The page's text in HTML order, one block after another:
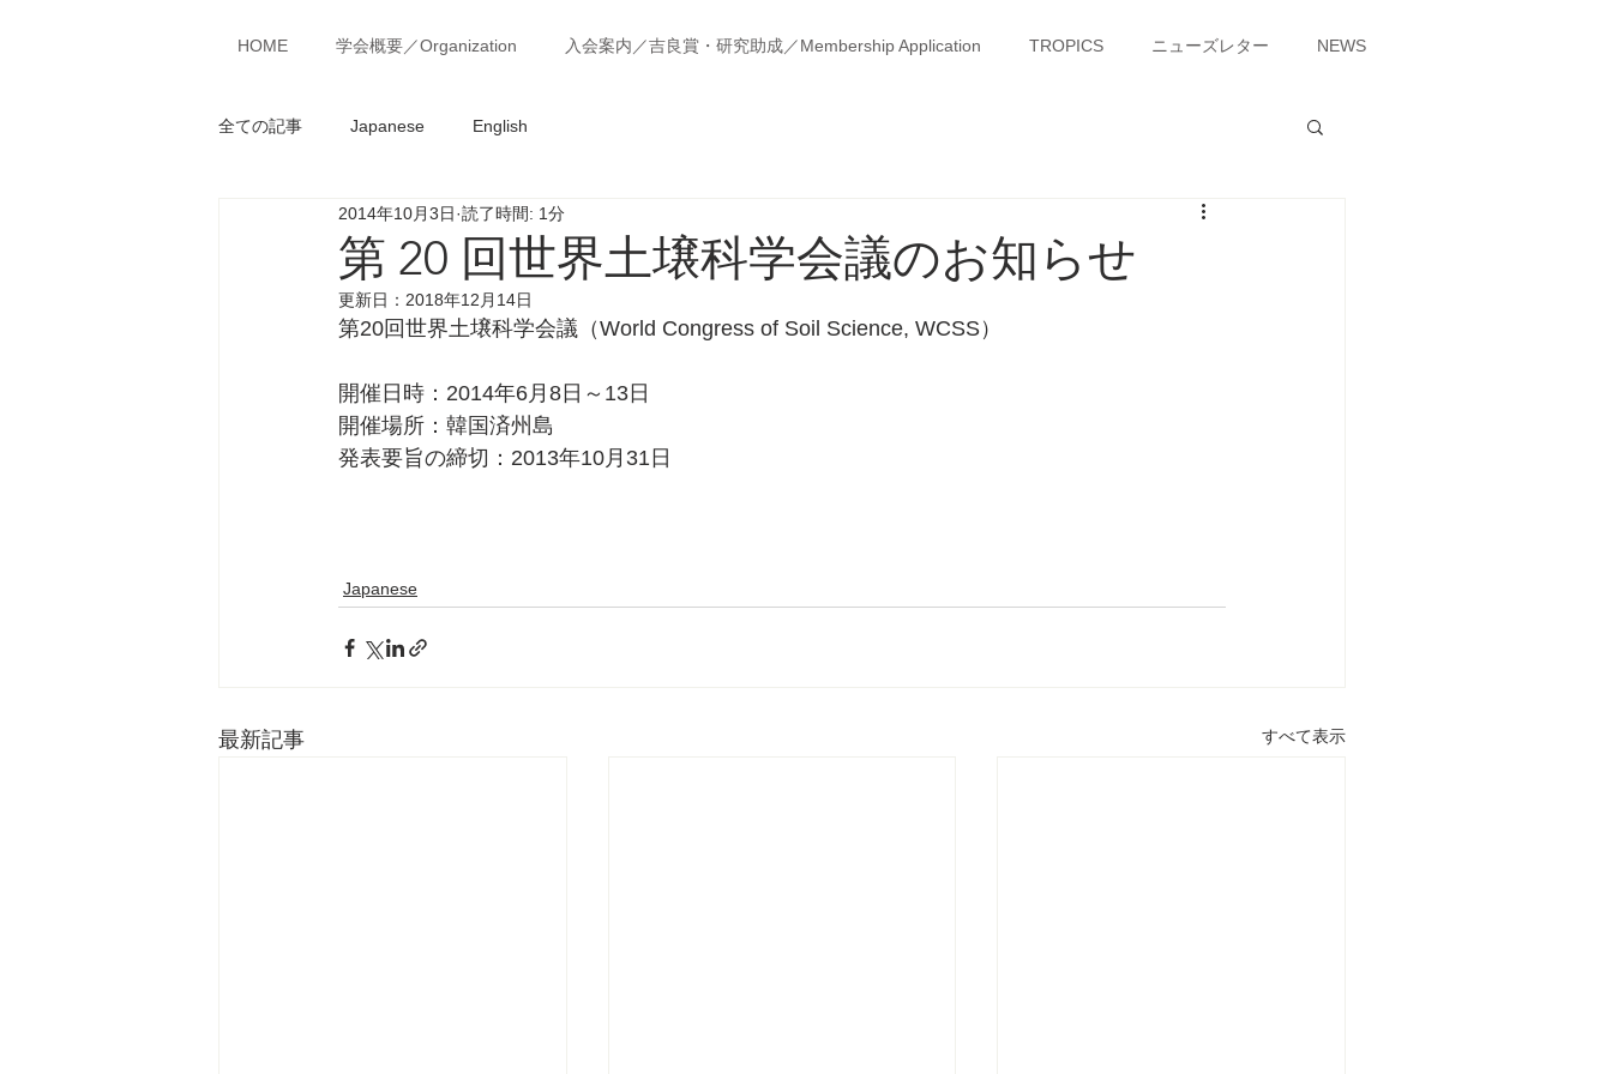
HOME 学会概要／Organization 入会案内／吉良賞・研究助成／Membership Application TROPICS ニューズレター NEWS
全ての記事 Japanese English
第 20 回世界土壌科学会議のお知らせ
2014年10月3日 読了時間: 1分
更新日： 2018年12月14日
第20回世界土壌科学会議（World Congress of Soil Science, WCSS）
開催日時：2014年6月8日～13日
開催場所：韓国済州島
発表要旨の締切：2013年10月31日
Japanese
最新記事 すべて表示